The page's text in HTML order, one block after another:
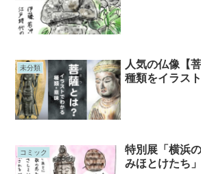
未分類
人気の仏像【
種類をイラス
コミック
特別展「横浜
みほとけたち